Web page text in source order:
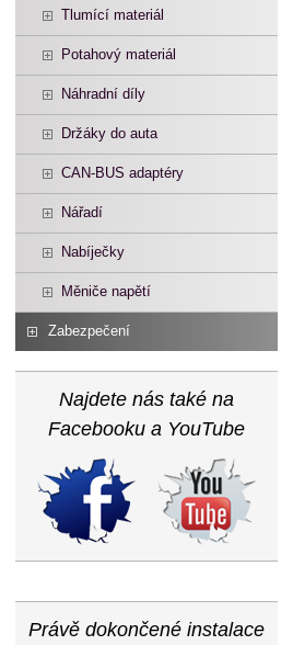
Tlumící materiál
Potahový materiál
Náhradní díly
Držáky do auta
CAN-BUS adaptéry
Nářadí
Nabíječky
Měniče napětí
Zabezpečení
Najdete nás také na
Facebooku a YouTube
Právě dokončené instalace